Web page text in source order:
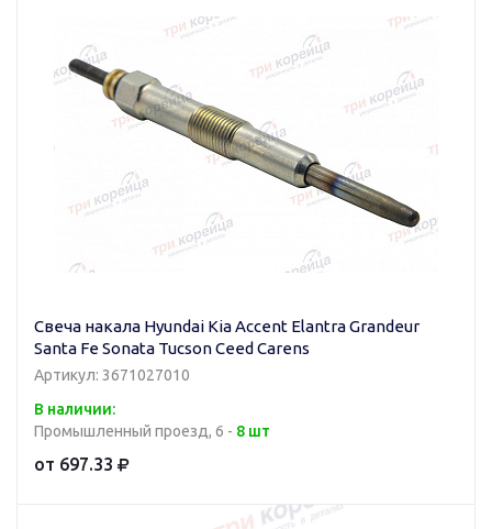
Свеча накала Hyundai Kia Accent Elantra Grandeur
Santa Fe Sonata Tucson Сeed Carens
Артикул: 3671027010
В наличии:
Промышленный проезд, 6 - 8 шт
от 697.33